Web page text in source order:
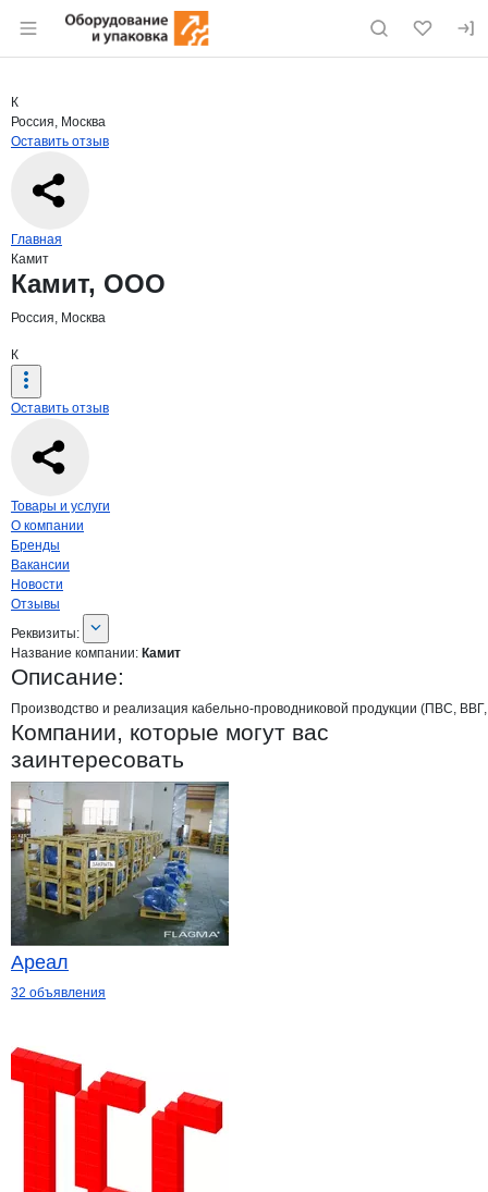
Раздел навигации по сайту eqinfo.ru
Страница компании
Страница компании
Краткая информация о компании
К
Россия, Москва
Оставить отзыв
Навигация по сайту
Главная
Камит
Основная информация о компании
Камит, ООО
Россия, Москва
К
Оставить отзыв
Навигация по странице
Товары и услуги
О компании
Бренды
Вакансии
Новости
Отзывы
О компании
Реквизиты
Реквизиты:
Название компании: Камит
Описание:
Производство и реализация кабельно-проводниковой продукции (ПВС,
Компании, которые могут вас
заинтересовать
Ареал
32 объявления